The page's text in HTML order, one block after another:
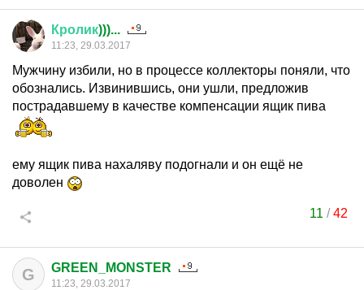
Кролик)))...
11:23, 29.03.2017
Мужчину избили, но в процессе коллекторы поняли, что
обознались. Извинившись, они ушли, предложив
пострадавшему в качестве компенсации ящик пива
ему ящик пива нахаляву подогнали и он ещё не
доволен
11 /42
G GREEN_MONSTER
11:23, 29.03.2017